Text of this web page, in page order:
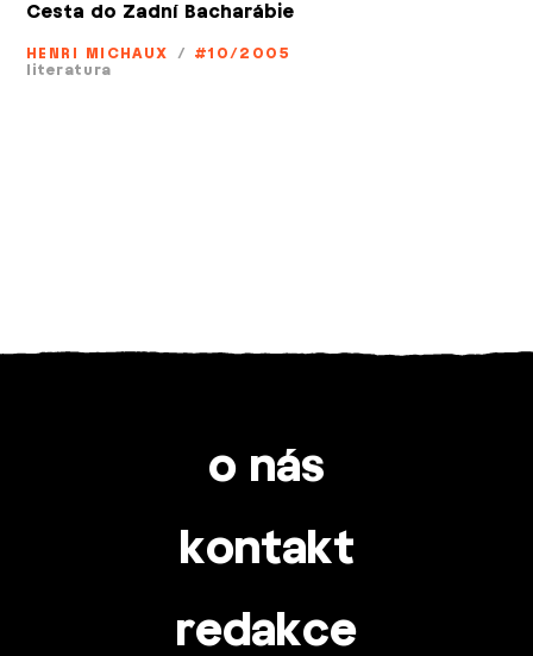
Cesta do Zadní Bacharábie
HENRI MICHAUX / #10/2005
literatura
o nás
kontakt
redakce